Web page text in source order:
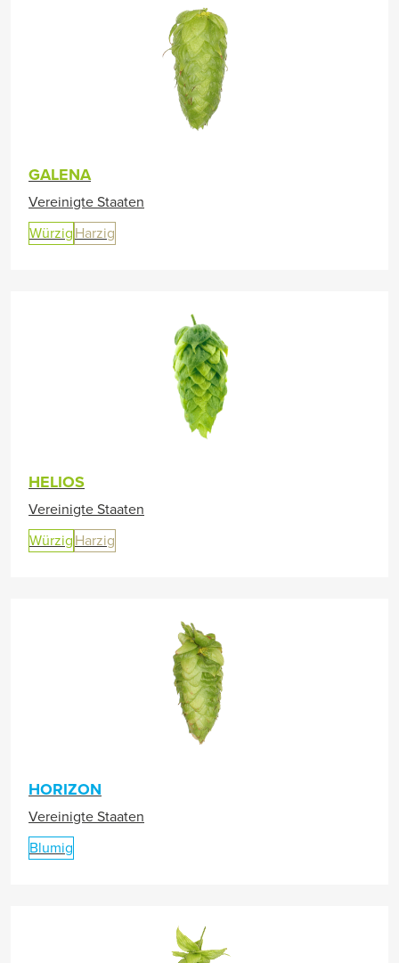
GALENA
Vereinigte Staaten
Würzig Harzig
HELIOS
Vereinigte Staaten
Würzig Harzig
HORIZON
Vereinigte Staaten
Blumig